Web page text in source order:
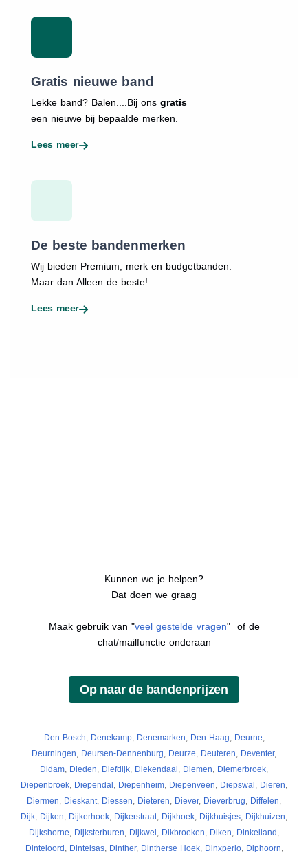
Gratis nieuwe band
Lekke band? Balen....Bij ons gratis
een nieuwe bij bepaalde merken.
Lees meer
De beste bandenmerken
Wij bieden Premium, merk en budgetbanden.
Maar dan Alleen de beste!
Lees meer
Kunnen we je helpen?
Dat doen we graag
Maak gebruik van "veel gestelde vragen" of de
chat/mailfunctie onderaan
Den-Bosch Denekamp, Denemarken Den-Haag Deurne
Deurningen
Deursen-Dennenburg Deurze Deuteren Deventer,
Didam Dieden Diefdijk Diekendaal Diemen Diemerbroek
Diepenbroek Diependal Diepenheim Diepenveen Diepswal Dieren
Diermen
Dieskant Diessen Dieteren Diever, Dieverbrug Diffelen
Dijk Dijken Dijkerhoek Dijkerstraat Dijkhoek Dijkhuisjes Dijkhuizen
Dijkshorne
Dijksterburen Dijkwel Dikbroeken Diken Dinkelland
Dinteloord
Dintelsas, Dinther, Dintherse Hoek, Dinxperlo, Diphoorn